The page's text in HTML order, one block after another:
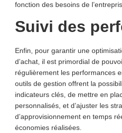
fonction des besoins de
Suivi des
Enfin, pour garantir une
d’achat, il est primordial de
régulièrement les performances
outils de gestion offrent la
indicateurs clés, de mettre en
personnalisés, et d’ajuster les
d’approvisionnement en temps
économies réalisées.